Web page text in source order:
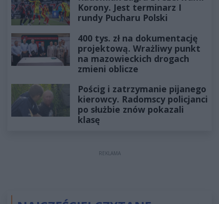
Korony. Jest terminarz I
rundy Pucharu Polski
400 tys. zł na dokumentację
projektową. Wrażliwy punkt
na mazowieckich drogach
zmieni oblicze
Pościg i zatrzymanie pijanego
kierowcy. Radomscy policjanci
po służbie znów pokazali
klasę
REKLAMA